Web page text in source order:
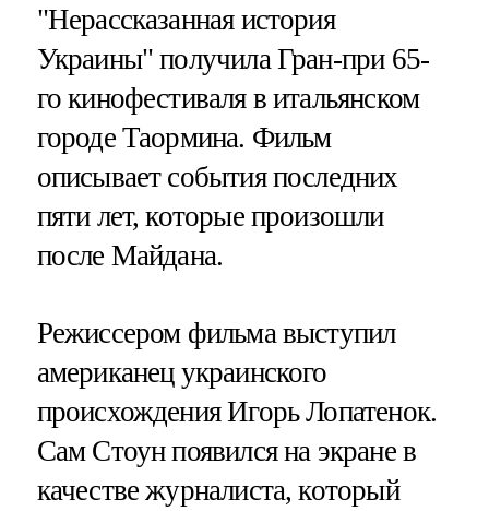
"Нерассказанная история
Украины" получила Гран-при 65-
го кинофестиваля в итальянском
городе Таормина. Фильм
описывает события последних
пяти лет, которые произошли
после Майдана.
Режиссером фильма выступил
американец украинского
происхождения Игорь Лопатенок.
Сам Стоун появился на экране в
качестве журналиста, который